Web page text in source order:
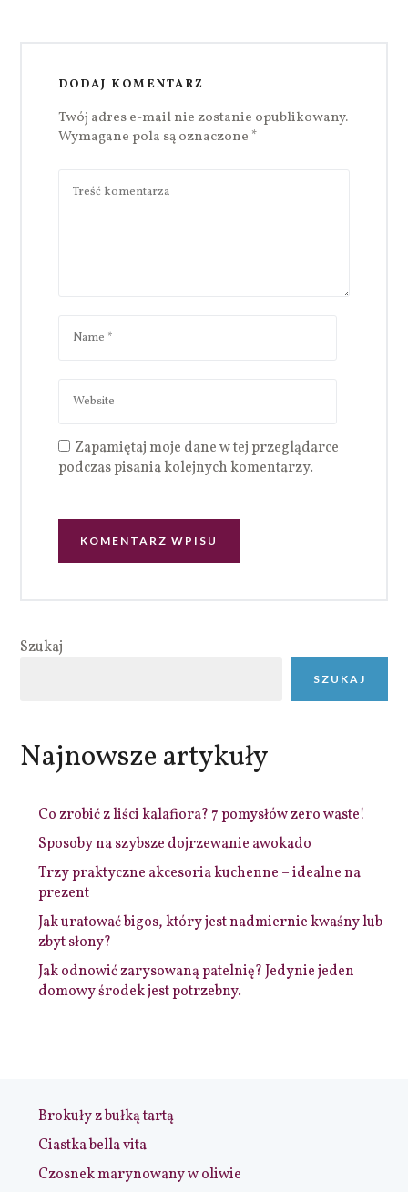
DODAJ KOMENTARZ
Twój adres e-mail nie zostanie opublikowany.
Wymagane pola są oznaczone *
Zapamiętaj moje dane w tej przeglądarce
podczas pisania kolejnych komentarzy.
Szukaj
SZUKAJ
Najnowsze artykuły
Co zrobić z liści kalafiora? 7 pomysłów zero waste!
Sposoby na szybsze dojrzewanie awokado
Trzy praktyczne akcesoria kuchenne – idealne na
prezent
Jak uratować bigos, który jest nadmiernie kwaśny lub
zbyt słony?
Jak odnowić zarysowaną patelnię? Jedynie jeden
domowy środek jest potrzebny.
Brokuły z bułką tartą
Ciastka bella vita
Czosnek marynowany w oliwie